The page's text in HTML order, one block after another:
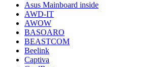
Asus Mainboard inside
AWD-IT
AWOW
BASOARO
BEASTCOM
Beelink
Captiva